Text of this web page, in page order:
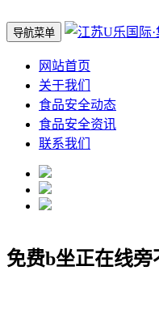
导航菜单
网站首页
关于我们
食品安全动态
食品安全资讯
联系我们
免费b坐正在线旁